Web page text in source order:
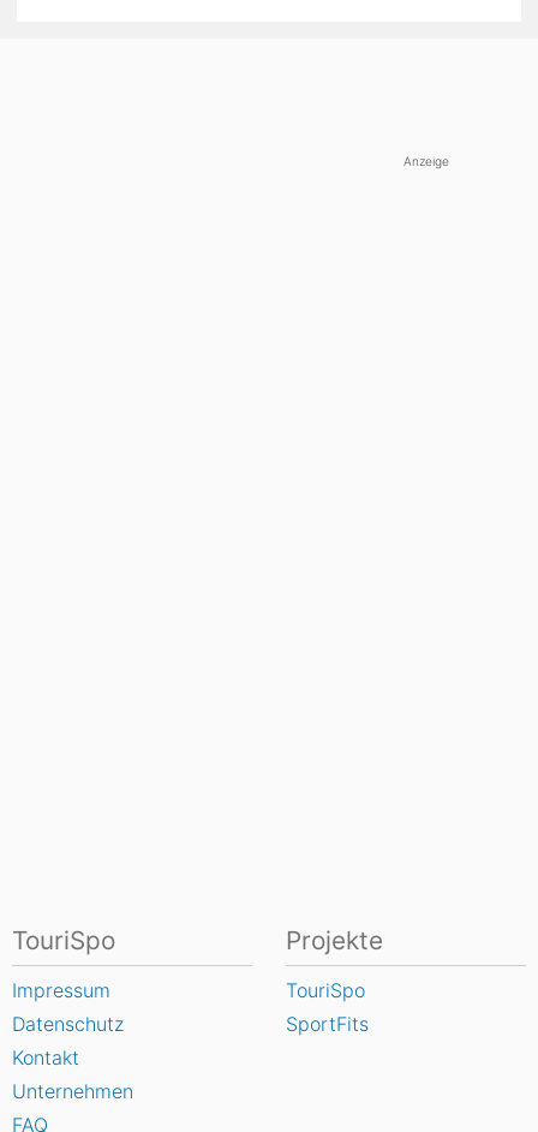
Anzeige
TouriSpo
Impressum
Datenschutz
Kontakt
Unternehmen
FAQ
Projekte
TouriSpo
SportFits